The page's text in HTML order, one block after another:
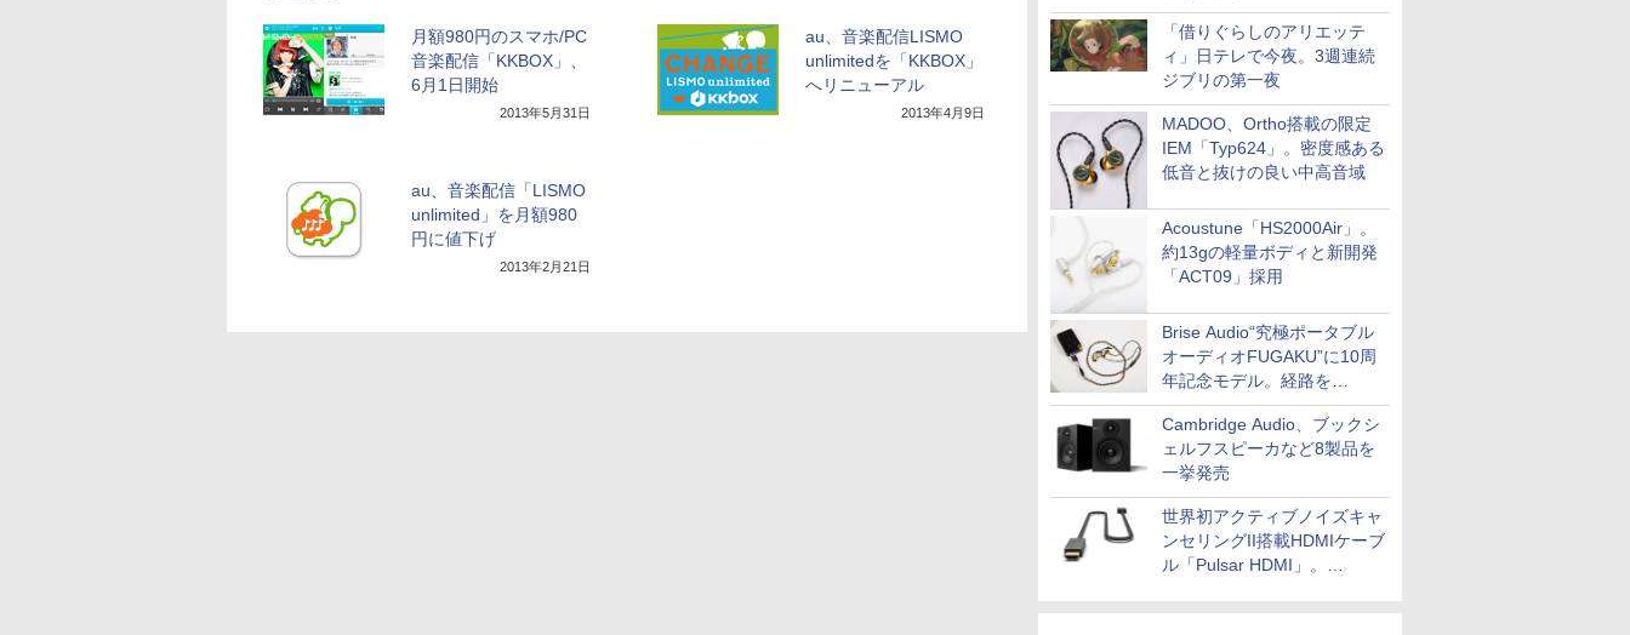
「借りぐらしのアリエッテ
ィ」日テレで今夜。3週連続
ジブリの第一夜
MADOO、Ortho搭載の限定
IEM「Typ624」。密度感ある
低音と抜けの良い中高音域
Acoustune「HS2000Air」。
約13gの軽量ボディと新開発
「ACT09」採用
Brise Audio“究極ポータブル
オーディオFUGAKU”に10周
年記念モデル。経路を
NISHIKIで統一。400万円
Cambridge Audio、ブックシ
ェルフスピーカなど8製品を
一挙発売
世界初アクティブノイズキャ
ンセリングII搭載HDMIケーブ
ル「Pulsar HDMI」。
月額980円のスマホ/PC
音楽配信「KKBOX」、
6月1日開始
2013年5月31日
au、音楽配信LISMO
unlimitedを「KKBOX」
へリニューアル
2013年4月9日
au、音楽配信「LISMO
unlimited」を月額980
円に値下げ
2013年2月21日